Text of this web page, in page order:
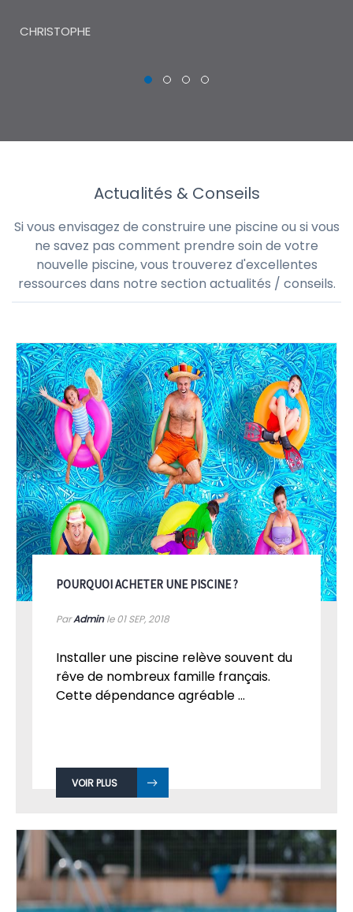
CHRISTOPHE
Actualités & Conseils
Si vous envisagez de construire une piscine ou si vous
ne savez pas comment prendre soin de votre
nouvelle piscine, vous trouverez d'excellentes
ressources dans notre section actualités / conseils.
POURQUOI ACHETER UNE PISCINE ?
ParAdminle 01SEP, 2018
Installer une piscine relève souvent du
rêve de nombreux famille français.
Cette dépendance agréable ...
VOIR PLUS